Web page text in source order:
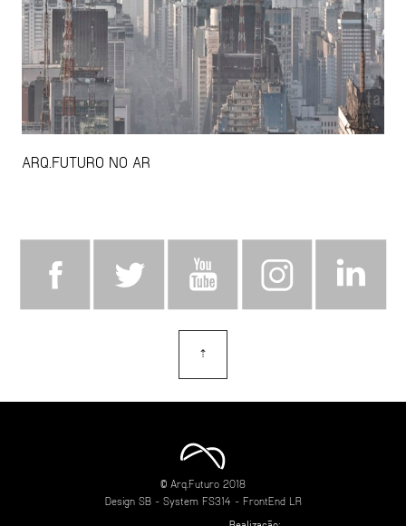
ARQ.FUTURO NO AR
⇡
© Arq.Futuro 2018
Design SB- System FS314 - FrontEnd LR